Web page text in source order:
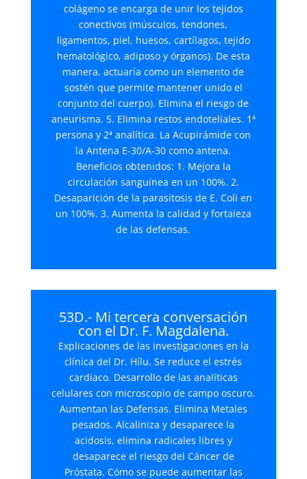
colágeno se encarga de unir los tejidos
conectivos (músculos, tendones,
ligamentos, piel, huesos, cartílagos, tejido
hematológico, adiposo y órganos). De esta
manera, actuaría como un elemento de
sostén que permite mantener unido el
conjunto del cuerpo). Elimina el riesgo de
aneurisma. 5. Elimina restos endoteliales. 1ª
persona y 2ª analítica. La Acupirámide con
la Antena E-30/A-30 como antena.
Beneficios obtenidos: 1. Mejora la
circulación sanguínea en un 100%. 2.
Desaparición de la parasitosis de E. Coli en
un 100%. 3. Aumenta la calidad y fortaleza
de las defensas.
53D.- Mi tercera conversación
con el Dr. F. Magdalena.
Explicaciones de las investigaciones en la
clínica del Dr. Hílu. Se reduce el estrés
cardiaco. Desarrollo de las analíticas
celulares con microscopio de campo oscuro.
Aumentan las Defensas. Elimina Metales
pesados. Alcaliniza y desaparece la
acidosis, elimina radicales libres y
desaparece el riesgo del Cáncer de
Próstata. Cómo se puede aumentar las